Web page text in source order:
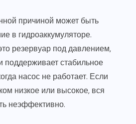
причиной может быть
в гидроаккумуляторе.
резервуар под давлением,
поддерживает стабильное
насос не работает. Если
низкое или высокое, вся
неэффективно.